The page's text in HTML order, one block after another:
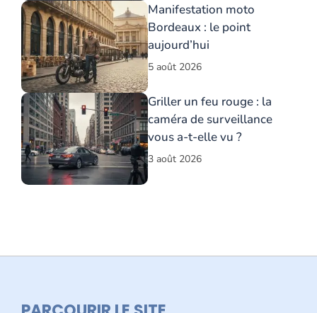
Manifestation moto
Bordeaux : le point
aujourd’hui
5 août 2026
Griller un feu rouge : la
caméra de surveillance
vous a-t-elle vu ?
3 août 2026